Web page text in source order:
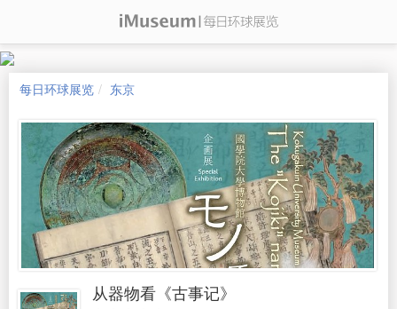
每日环球展览 东京
从器物看《古事记》